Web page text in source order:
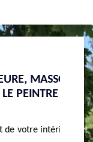
RECONNU
? pensez Pour